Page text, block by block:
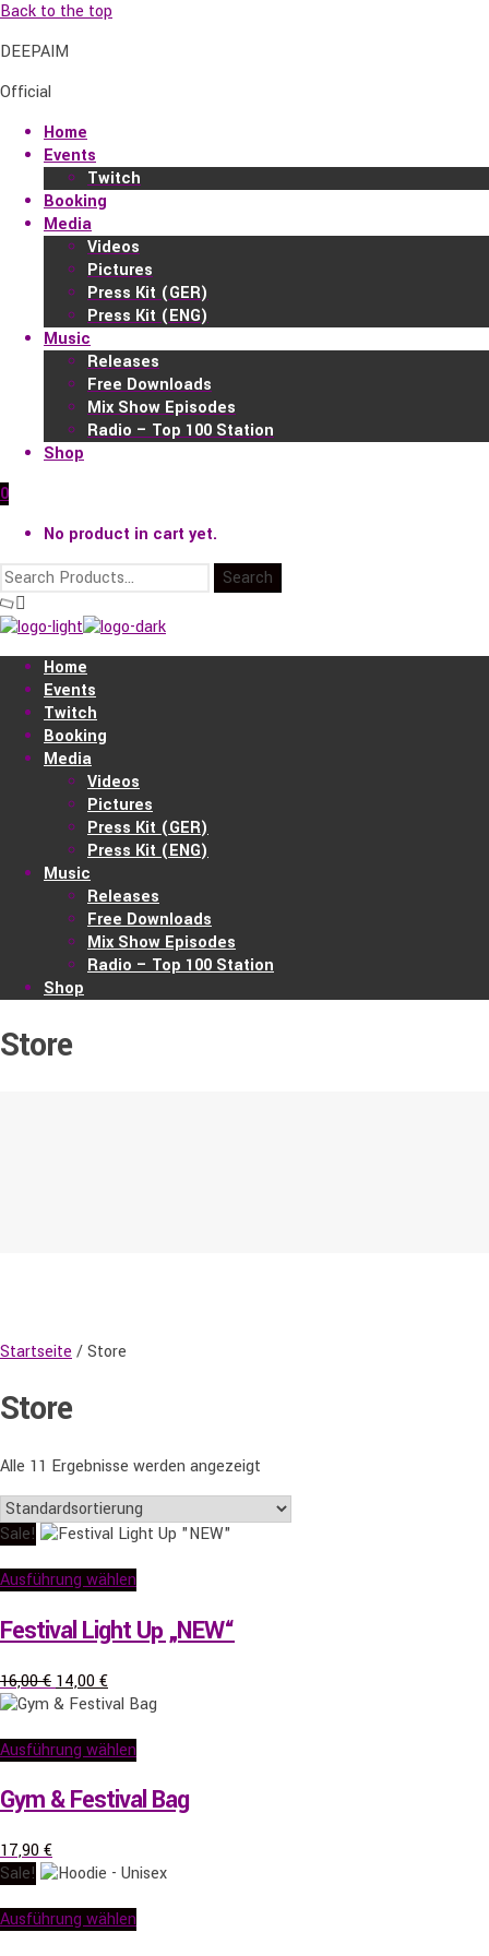
Back to the top
DEEPAIM
Official
Home
Events
Twitch
Booking
Media
Videos
Pictures
Press Kit (GER)
Press Kit (ENG)
Music
Releases
Free Downloads
Mix Show Episodes
Radio – Top 100 Station
Shop
0
No product in cart yet.
Home
Events
Twitch
Booking
Media
Videos
Pictures
Press Kit (GER)
Press Kit (ENG)
Music
Releases
Free Downloads
Mix Show Episodes
Radio – Top 100 Station
Shop
Store
Startseite / Store
Store
Alle 11 Ergebnisse werden angezeigt
Sale!
Ausführung wählen
Festival Light Up „NEW“
16,00€ Ursprünglicher
Preis
16,00 €
14,00€Aktueller
Preis
14,00 €.
Ausführung wählen
Gym & Festival Bag
17,90€
Sale!
Ausführung wählen